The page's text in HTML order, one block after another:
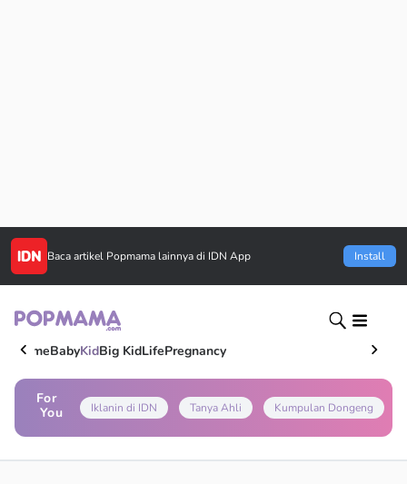
Baca artikel Popmama lainnya di IDN App Install
HomeBabyKidBig KidLifePregnancy
For
You
Iklanin di IDN Tanya Ahli Kumpulan Dongeng